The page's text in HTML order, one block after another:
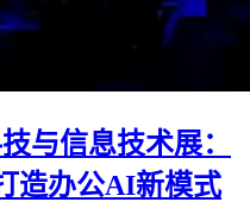
与信息技术展：
造办公AI新模式